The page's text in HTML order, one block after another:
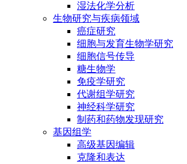
湿法化学分析
生物研究与疾病领域
癌症研究
细胞与发育生物学研究
细胞信号传导
糖生物学
免疫学研究
代谢组学研究
神经科学研究
制药和药物发现研究
基因组学
高级基因编辑
克隆和表达